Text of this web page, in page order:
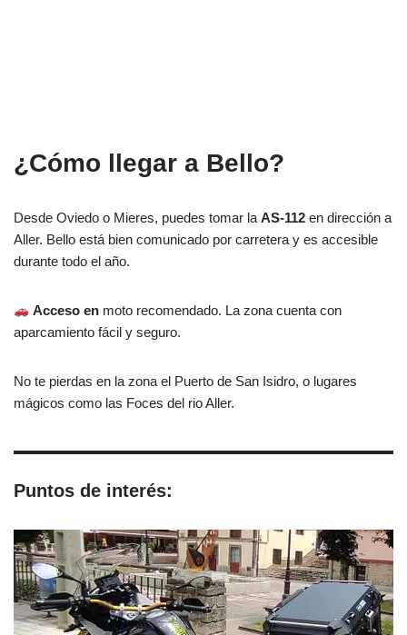
¿Cómo llegar a Bello?
Desde Oviedo o Mieres, puedes tomar la AS-112 en dirección a
Aller. Bello está bien comunicado por carretera y es accesible
durante todo el año.
Acceso en moto recomendado. La zona cuenta con
aparcamiento fácil y seguro.
No te pierdas en la zona el Puerto de San Isidro, o lugares
mágicos como las Foces del rio Aller.
Puntos de interés: